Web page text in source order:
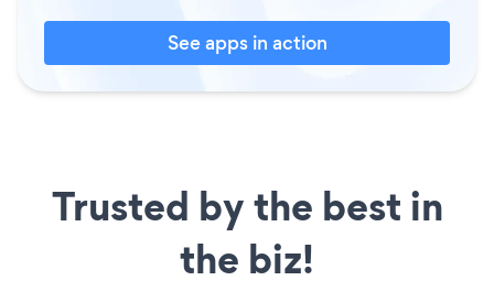
See apps in action
Trusted by the best in
the biz!